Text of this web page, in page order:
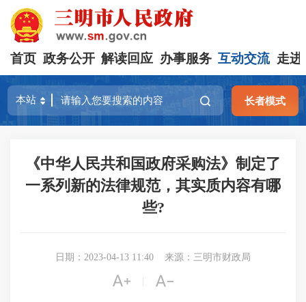
首页 政务公开 解读回应 办事服务 互动交流 走进
长者模式
《中华人民共和国政府采购法》制定了
一系列新的法律规范，其实质内容有哪
些?
日期：2023-04-13 11:40 来源：三明市财政局
 